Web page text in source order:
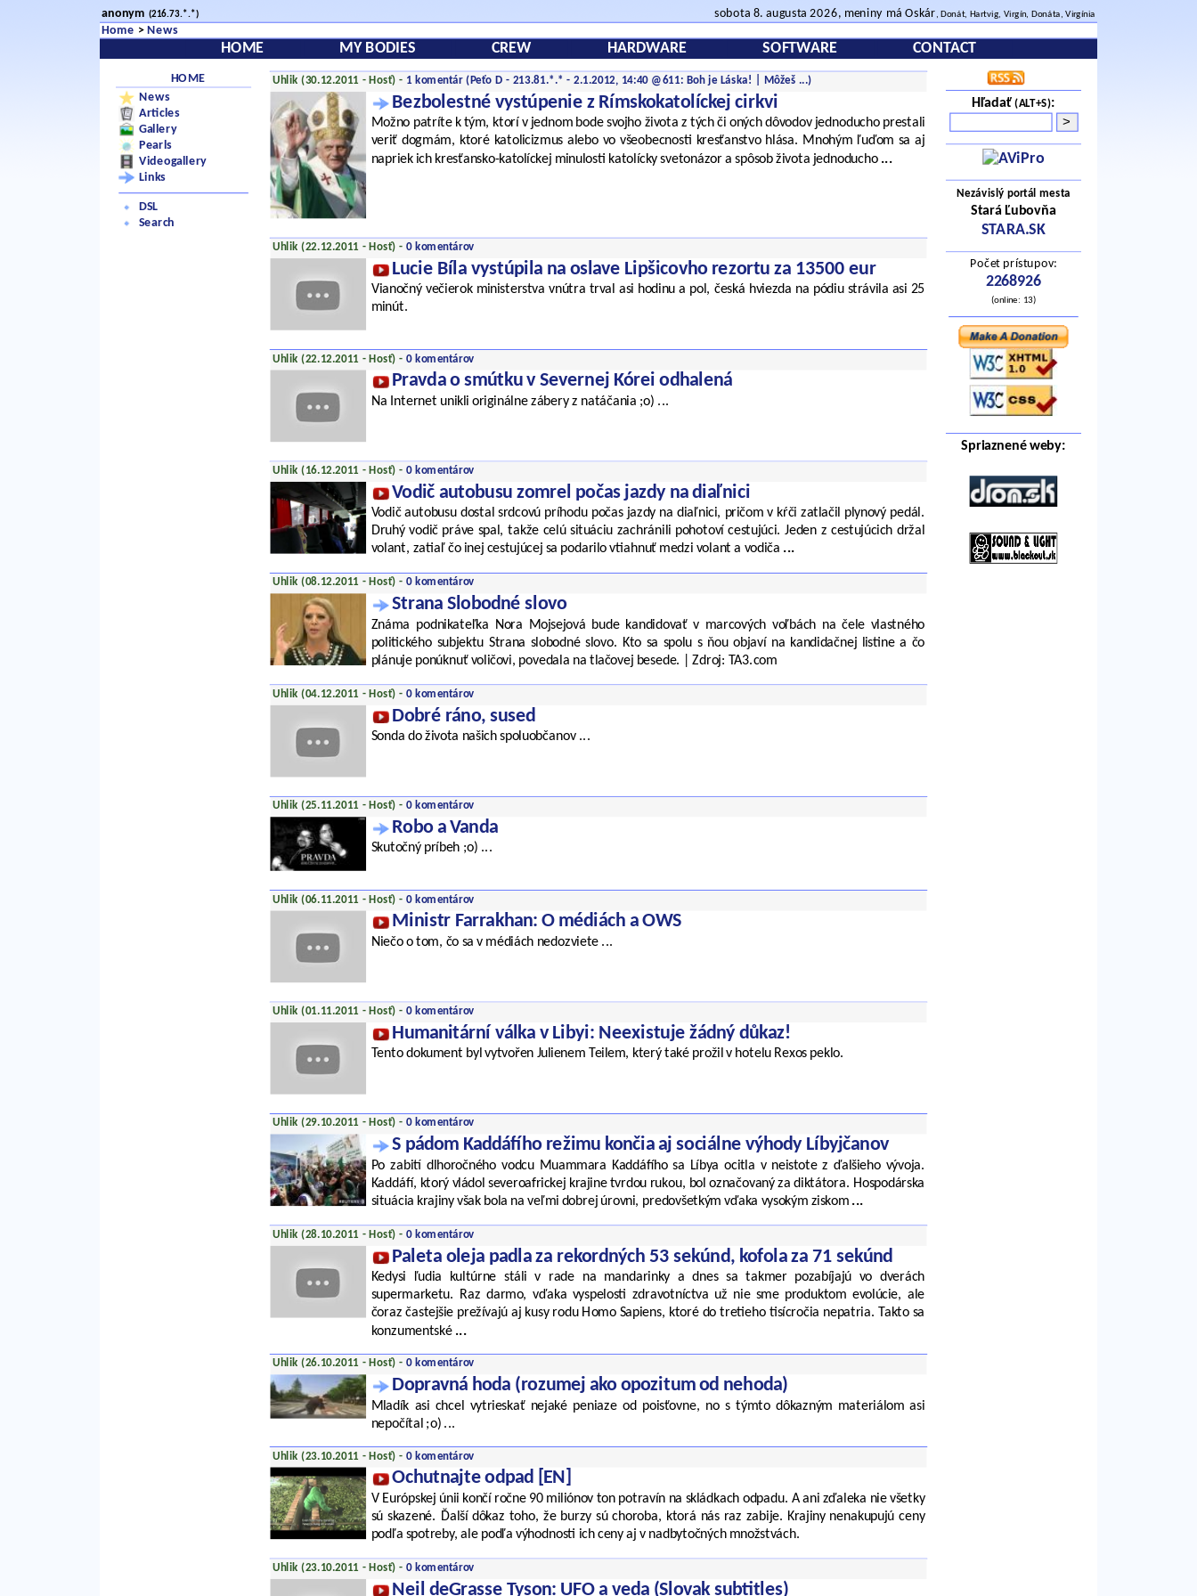
anonym (216.73.*.*) sobota 8. augusta 2026, meniny má Oskár, Donát, Hartvig, Virgín, Donáta, Virgínia
Home > News
HOME MY BODIES CREW HARDWARE SOFTWARE CONTACT
HOME
News
Articles
Gallery
Pearls
Videogallery
Links
DSL
Search
Hľadať(ALT+S):
Nezávislý portál mesta
Stará Ľubovňa
STARA.SK
Počet prístupov:
2268926
(online: 13)
Spriaznené weby:
Uhlik (30.12.2011 - Hosť) - 1 komentár(Peťo D - 213.81.*.* - 2.1.2012, 14:40 @611: Boh je Láska! | Môžeš ...)
Bezbolestné vystúpenie z Rímskokatolíckej cirkvi
Možno patríte k tým, ktorí v jednom bode svojho života z tých či oných dôvodov jednoducho prestali
veriť dogmám, ktoré katolicizmus alebo vo všeobecnosti kresťanstvo hlása. Mnohým ľuďom sa aj
napriek ich kresťansko-katolíckej minulosti katolícky svetonázor a spôsob života jednoducho ...
Uhlik (22.12.2011 - Hosť) - 0 komentárov
Lucie Bíla vystúpila na oslave Lipšicovho rezortu za 13500 eur
Vianočný večierok ministerstva vnútra trval asi hodinu a pol, česká hviezda na pódiu strávila asi 25
minút.
Uhlik (22.12.2011 - Hosť) - 0 komentárov
Pravda o smútku v Severnej Kórei odhalená
Na Internet unikli originálne zábery z natáčania ;o) ...
Uhlik (16.12.2011 - Hosť) - 0 komentárov
Vodič autobusu zomrel počas jazdy na diaľnici
Vodič autobusu dostal srdcovú príhodu počas jazdy na diaľnici, pričom v kŕči zatlačil plynový pedál.
Druhý vodič práve spal, takže celú situáciu zachránili pohotoví cestujúci. Jeden z cestujúcich držal
volant, zatiaľ čo inej cestujúcej sa podarilo vtiahnuť medzi volant a vodiča ...
Uhlik (08.12.2011 - Hosť) - 0 komentárov
Strana Slobodné slovo
Známa podnikateľka Nora Mojsejová bude kandidovať v marcových voľbách na čele vlastného
politického subjektu Strana slobodné slovo. Kto sa spolu s ňou objaví na kandidačnej listine a čo
plánuje ponúknuť voličovi, povedala na tlačovej besede. | Zdroj: TA3.com
Uhlik (04.12.2011 - Hosť) - 0 komentárov
Dobré ráno, sused
Sonda do života našich spoluobčanov ...
Uhlik (25.11.2011 - Hosť) - 0 komentárov
Robo a Vanda
Skutočný príbeh ;o) ...
Uhlik (06.11.2011 - Hosť) - 0 komentárov
Ministr Farrakhan: O médiách a OWS
Niečo o tom, čo sa v médiách nedozviete ...
Uhlik (01.11.2011 - Hosť) - 0 komentárov
Humanitární válka v Libyi: Neexistuje žádný důkaz!
Tento dokument byl vytvořen Julienem Teilem, který také prožil v hotelu Rexos peklo.
Uhlik (29.10.2011 - Hosť) - 0 komentárov
S pádom Kaddáfího režimu končia aj sociálne výhody Líbyjčanov
Po zabití dlhoročného vodcu Muammara Kaddáfího sa Líbya ocitla v neistote z ďalšieho vývoja.
Kaddáfí, ktorý vládol severoafrickej krajine tvrdou rukou, bol označovaný za diktátora. Hospodárska
situácia krajiny však bola na veľmi dobrej úrovni, predovšetkým vďaka vysokým ziskom ...
Uhlik (28.10.2011 - Hosť) - 0 komentárov
Paleta oleja padla za rekordných 53 sekúnd, kofola za 71 sekúnd
Kedysi ľudia kultúrne stáli v rade na mandarinky a dnes sa takmer pozabíjajú vo dverách
supermarketu. Raz darmo, vďaka vyspelosti zdravotníctva už nie sme produktom evolúcie, ale
čoraz častejšie prežívajú aj kusy rodu Homo Sapiens, ktoré do tretieho tisícročia nepatria. Takto sa
konzumentské ...
Uhlik (26.10.2011 - Hosť) - 0 komentárov
Dopravná hoda (rozumej ako opozitum od nehoda)
Mladík asi chcel vytrieskať nejaké peniaze od poisťovne, no s týmto dôkazným materiálom asi
nepočítal ;o) ...
Uhlik (23.10.2011 - Hosť) - 0 komentárov
Ochutnajte odpad [EN]
V Európskej únii končí ročne 90 miliónov ton potravín na skládkach odpadu. A ani zďaleka nie všetky
sú skazené. Ďalší dôkaz toho, že burzy sú choroba, ktorá nás raz zabije. Krajiny nenakupujú ceny
podľa spotreby, ale podľa výhodnosti ich ceny aj v nadbytočných množstvách.
Uhlik (23.10.2011 - Hosť) - 0 komentárov
Neil deGrasse Tyson: UFO a veda (Slovak subtitles)